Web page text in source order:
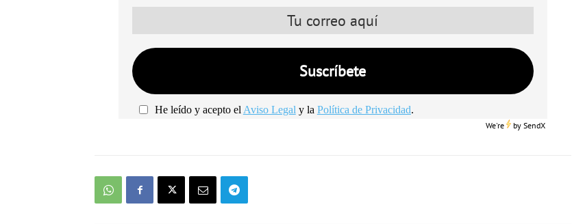
He leído y acepto el Aviso Legal y la Política de Privacidad.
We're bySendX